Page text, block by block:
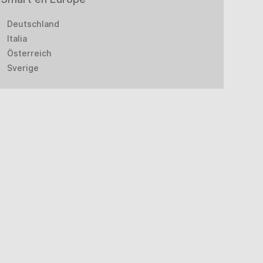
Deutschland
Italia
Österreich
Sverige